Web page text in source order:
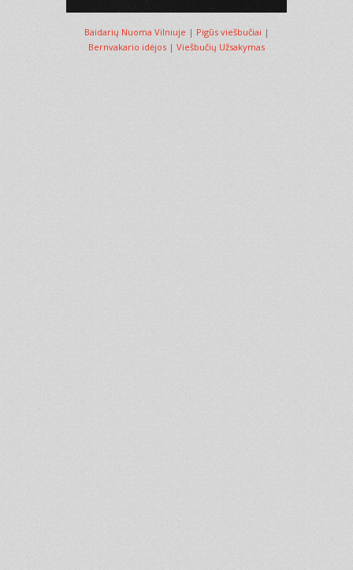
Baidarių Nuoma Vilniuje | Pigūs viešbučiai |
Bernvakario idėjos | Viešbučių Užsakymas